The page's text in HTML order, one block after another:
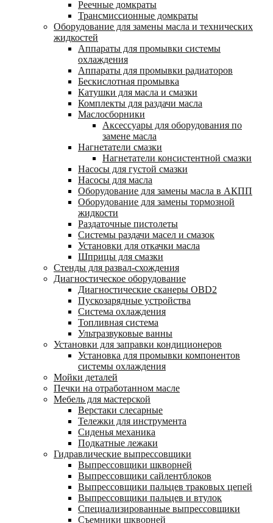
Реечные домкраты
Трансмиссионные домкраты
Оборудование для замены масла и технических
жидкостей
Аппараты для промывки системы
охлаждения
Аппараты для промывки радиаторов
Бескислотная промывка
Катушки для масла и смазки
Комплекты для раздачи масла
Маслосборники
Аксессуары для оборудования по
замене масла
Нагнетатели смазки
Нагнетатели консистентной смазки
Насосы для густой смазки
Насосы для масла
Оборудование для замены масла в АКПП
Оборудование для замены тормозной
жидкости
Раздаточные пистолеты
Системы раздачи масел и смазок
Установки для откачки масла
Шприцы для смазки
Стенды для развал-схождения
Диагностическое оборудование
Диагностические сканеры OBD2
Пускозарядные устройства
Система охлаждения
Топливная система
Ультразвуковые ванны
Установки для заправки кондиционеров
Установка для промывки компонентов
системы охлаждения
Мойки деталей
Печки на отработанном масле
Мебель для мастерской
Верстаки слесарные
Тележки для инструмента
Сиденья механика
Подкатные лежаки
Гидравлические выпрессовщики
Выпрессовщики шкворней
Выпрессовщики сайлентблоков
Выпрессовщики пальцев траковых цепей
Выпрессовщики пальцев и втулок
Специализированные выпрессовщики
Cъемники шкворней